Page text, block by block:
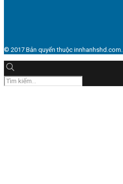
© 2017 Bản quyển thuộc innhanhshd.com.